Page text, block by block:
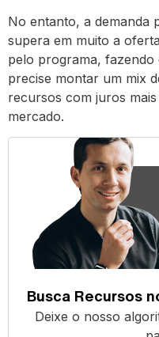
No entanto, a demanda
supera em muito a
pelo programa,
precise montar um mix
recursos com juros
mercado.
Busca Recursos
Deixe o nosso